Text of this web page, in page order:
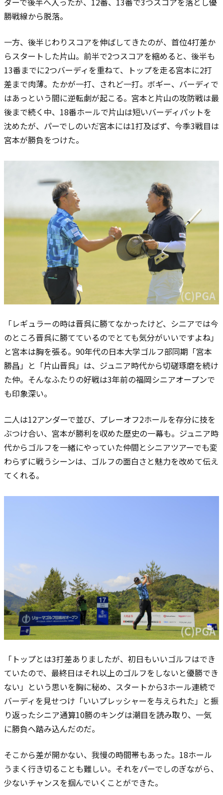
勝戦線から脱落。
一方、後半じわりスコアを伸ばしてきたのが、首位4打差か
らスタートした片山。前半で2つスコアを縮めると、後半も
13番までに2つバーディを重ねて、トップを走る宮本に2打
差まで肉薄。たかが一打、されど一打。ボギー、バーディで
はあっという間に逆転劇が起こる。宮本と片山の攻防戦は最
後まで続く中、18番ホールで片山は短いバーディパットを
沈めたが、パーでしのいだ宮本には1打及ばず、今季3戦目は
宮本が勝負をつけた。
「レギュラーの時は晋呉に勝てなかったけど、シニアでは今
のところ晋呉に勝てているのでとても気分がいいですよね」
と宮本は胸を張る。90年代の日本大学ゴルフ部同期「宮本
勝昌」と「片山晋呉」は、ジュニア時代から切磋琢磨を続け
た仲。そんなふたりの好戦は3年前の福岡シニアオープンで
も印象深い。
二人は12アンダーで並び、プレーオフ2ホールを存分に技を
ぶつけ合い、宮本が勝利を収めた歴史の一幕も。ジュニア時
代からゴルフを一緒にやっていた仲間とシニアツアーでも変
わらずに戦うシーンは、ゴルフの面白さと魅力を改めて伝え
てくれる。
「トップとは3打差ありましたが、初日もいいゴルフはでき
ていたので、最終日はそれ以上のゴルフをしないと優勝でき
ない」という思いを胸に秘め、スタートから3ホール連続で
バーディを見せつけ「いいプレッシャーを与えられた」と振
り返ったシニア通算10勝のキングは潮目を読み取り、一気
に勝負へ踏み込んだのだ。
そこから差が開かない、我慢の時間帯もあった。18ホール
うまく行き切ることも難しい。それをパーでしのぎながら、
少ないチャンスを掴んでいくことができた。